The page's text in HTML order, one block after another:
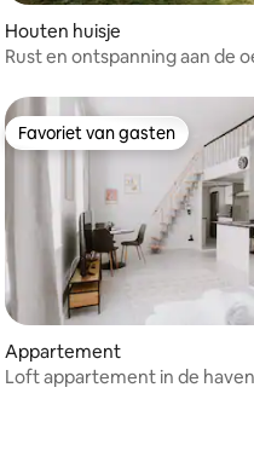
Houten huisje
Rust en ontspanning aan de
van 4,84 op 5, 116
Favoriet van gasten
Favoriet van gasten
Appartement
Loft appartement in de